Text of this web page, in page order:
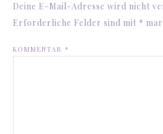
Deine E-Mail-Adresse wird nicht
Erforderliche Felder sind mit *
KOMMENTAR*